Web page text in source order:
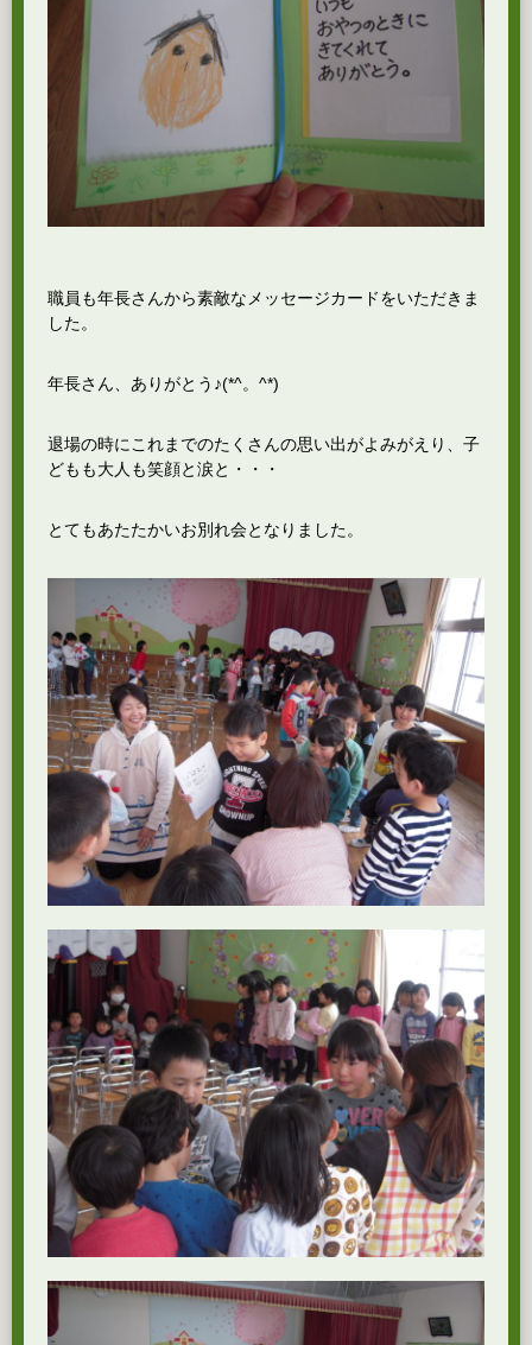
職員も年長さんから素敵なメッセージカードをいただきま
した。
年長さん、ありがとう♪(*^。^*)
退場の時にこれまでのたくさんの思い出がよみがえり、子
どもも大人も笑顔と涙と・・・
とてもあたたかいお別れ会となりました。